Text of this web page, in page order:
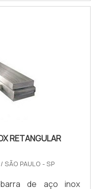
de pagamento
RETANGULAR
/ SÃO PAULO - SP
de aço inox